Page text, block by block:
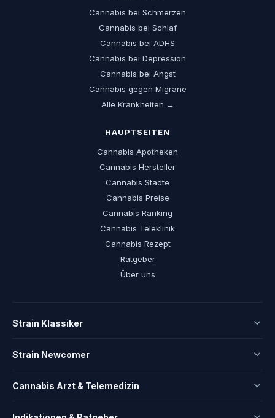
Cannabis bei Schmerzen
Cannabis bei Schlaf
Cannabis bei ADHS
Cannabis bei Depression
Cannabis bei Angst
Cannabis gegen Migräne
Alle Krankheiten →
HAUPTSEITEN
Cannabis Apotheken
Cannabis Hersteller
Cannabis Städte
Cannabis Preise
Cannabis Ranking
Cannabis Teleklinik
Cannabis Rezept
Ratgeber
Über uns
Strain Klassiker
Strain Newcomer
Cannabis Arzt & Telemedizin